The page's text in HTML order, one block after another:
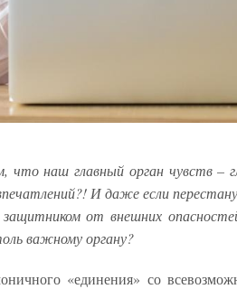
что наш главный орган чувств
И даже если
от внешних
важному органу?
«единения» со